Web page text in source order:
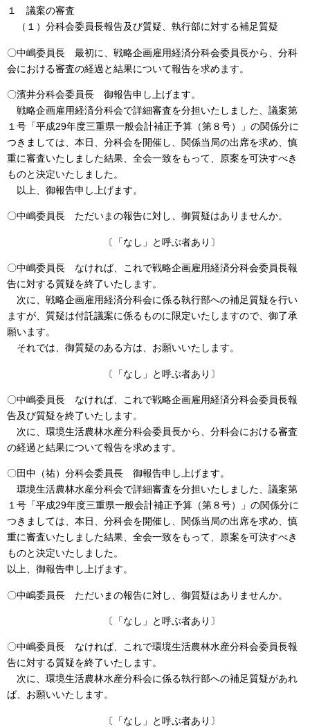
１ 議案の審査
（１）分科会委員長報告及び質疑、執行部に対する補足質疑
〇中嶋委員長 最初に、戦略企画雇用経済分科会委員長から、分科
会における審査の経過と結果について報告を求めます。
〇濱井分科会委員長 御報告申し上げます。
戦略企画雇用経済分科会で詳細審査を分担いたしました、議案第
１号「平成29年度三重県一般会計補正予算（第８号）」の関係分に
つきましては、本日、分科会を開催し、関係当局の出席を求め、慎
重に審査いたしました結果、全会一致をもって、原案を可決すべき
ものと決定いたしました。
以上、御報告申し上げます。
〇中嶋委員長 ただいまの報告に対し、御質疑はありませんか。
〔「なし」と呼ぶ者あり〕
〇中嶋委員長 なければ、これで戦略企画雇用経済分科会委員長報
告に対する質疑を終了いたします。
次に、戦略企画雇用経済分科会に係る執行部への補足質疑を行い
ますが、質疑は付託議案に係るものに限定いたしますので、御了承
願います。
それでは、御質疑のある方は、お願いいたします。
〔「なし」と呼ぶ者あり〕
〇中嶋委員長 なければ、これで戦略企画雇用経済分科会委員長報
告及び質疑を終了いたします。
次に、環境生活農林水産分科会委員長から、分科会における審査
の経過と結果について報告を求めます。
〇田中（祐）分科会委員長 御報告申し上げます。
環境生活農林水産分科会で詳細審査を分担いたしました、議案第
１号「平成29年度三重県一般会計補正予算（第８号）」の関係分に
つきましては、本日、分科会を開催し、関係当局の出席を求め、慎
重に審査いたしました結果、全会一致をもって、原案を可決すべき
ものと決定いたしました。
以上、御報告申し上げます。
〇中嶋委員長 ただいまの報告に対し、御質疑はありませんか。
〔「なし」と呼ぶ者あり〕
〇中嶋委員長 なければ、これで環境生活農林水産分科会委員長報
告に対する質疑を終了いたします。
次に、環境生活農林水産分科会に係る執行部への補足質疑があれ
ば、お願いいたします。
〔「なし」と呼ぶ者あり〕